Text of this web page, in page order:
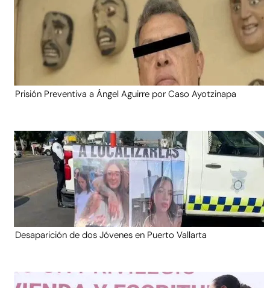
Prisión Preventiva a Ángel Aguirre por Caso Ayotzinapa
Desaparición de dos Jóvenes en Puerto Vallarta